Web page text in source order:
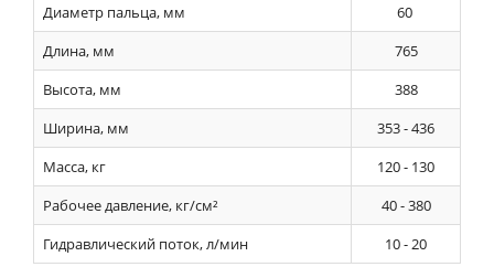
Диаметр пальца, мм
60
Длина, мм
765
Высота, мм
388
Ширина, мм
353 - 436
Масса, кг
120 - 130
Рабочее давление, кг/см²
40 - 380
Гидравлический поток, л/мин
10 - 20